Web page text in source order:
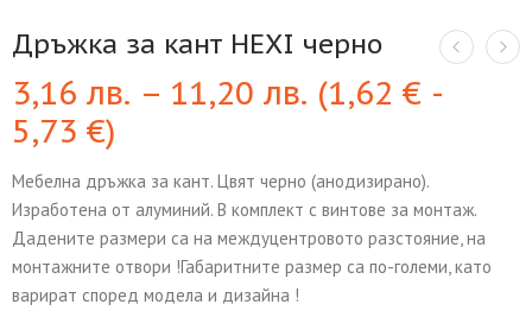
Дръжка за кант HEXI черно
3,16лв. – 11,20лв. (1,62€ -
5,73€)
Мебелна дръжка за кант. Цвят черно (анодизирано).
Изработена от алуминий. В комплект с винтове за монтаж.
Дадените размери са на междуцентровото разстояние, на
монтажните отвори !Габаритните размер са по-големи, като
варират според модела и дизайна !